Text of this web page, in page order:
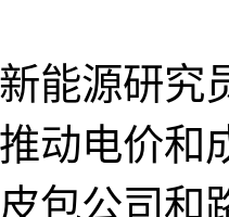
源研究
动电价和
包公司和